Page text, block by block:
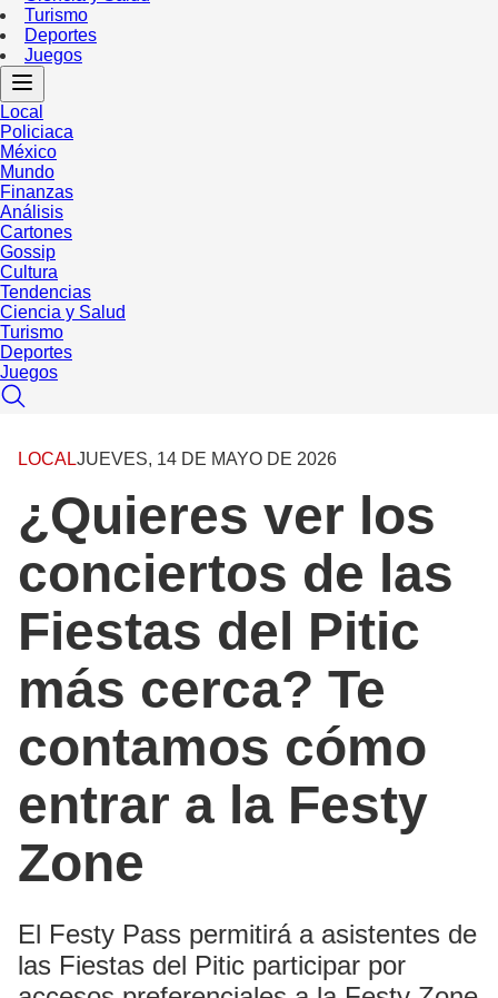
Turismo
Deportes
Juegos
Local
Policiaca
México
Mundo
Finanzas
Análisis
Cartones
Gossip
Cultura
Tendencias
Ciencia y Salud
Turismo
Deportes
Juegos
LOCALJUEVES, 14 DE MAYO DE 2026
¿Quieres ver los
conciertos de las
Fiestas del Pitic
más cerca? Te
contamos cómo
entrar a la Festy
Zone
El Festy Pass permitirá a asistentes de
las Fiestas del Pitic participar por